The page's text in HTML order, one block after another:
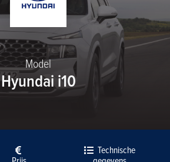
Model
Hyundai i10
Technische